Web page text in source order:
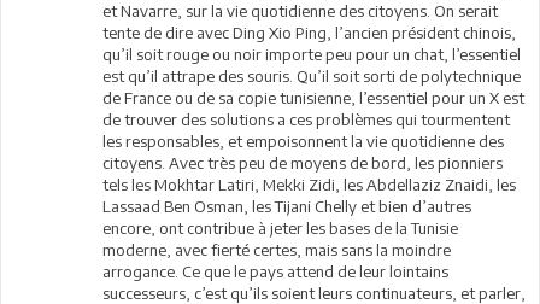
et Navarre, sur la vie quotidienne des citoyens. On serait
tente de dire avec Ding Xio Ping, l’ancien président chinois,
qu’il soit rouge ou noir importe peu pour un chat, l’essentiel
est qu’il attrape des souris. Qu’il soit sorti de polytechnique
de France ou de sa copie tunisienne, l’essentiel pour un X est
de trouver des solutions a ces problèmes qui tourmentent
les responsables, et empoisonnent la vie quotidienne des
citoyens. Avec très peu de moyens de bord, les pionniers
tels les Mokhtar Latiri, Mekki Zidi, les Abdellaziz Znaidi, les
Lassaad Ben Osman, les Tijani Chelly et bien d’autres
encore, ont contribue à jeter les bases de la Tunisie
moderne, avec fierté certes, mais sans la moindre
arrogance. Ce que le pays attend de leur lointains
successeurs, c’est qu’ils soient leurs continuateurs, et parler,